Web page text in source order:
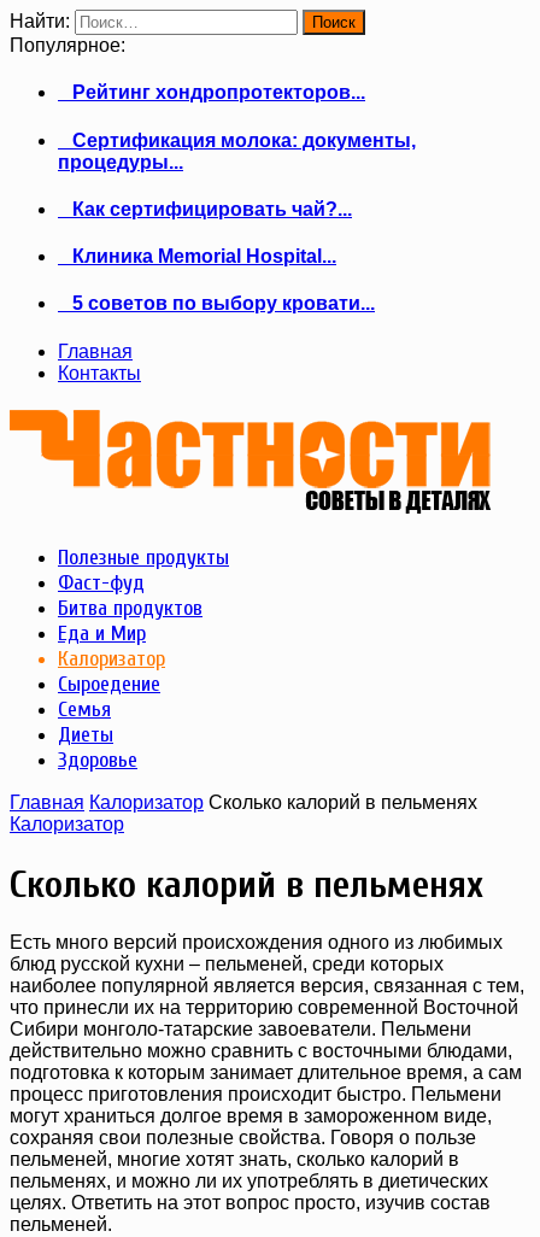
Найти:
Популярное:
Рейтинг хондропротекторов...
Сертификация молока: документы,
процедуры...
Как сертифицировать чай?...
Клиника Memorial Hospital...
5 советов по выбору кровати...
Главная
Контакты
Полезные продукты
Фаст-фуд
Битва продуктов
Еда и Мир
Калоризатор
Сыроедение
Семья
Диеты
Здоровье
Главная Калоризатор Сколько калорий в пельменях
Калоризатор
Сколько калорий в пельменях
Есть много версий происхождения одного из любимых
блюд русской кухни – пельменей, среди которых
наиболее популярной является версия, связанная с тем,
что принесли их на территорию современной Восточной
Сибири монголо-татарские завоеватели. Пельмени
действительно можно сравнить с восточными блюдами,
подготовка к которым занимает длительное время, а сам
процесс приготовления происходит быстро. Пельмени
могут храниться долгое время в замороженном виде,
сохраняя свои полезные свойства. Говоря о пользе
пельменей, многие хотят знать, сколько калорий в
пельменях, и можно ли их употреблять в диетических
целях. Ответить на этот вопрос просто, изучив состав
пельменей.